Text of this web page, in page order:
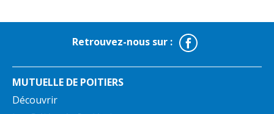
Retrouvez-nous sur : Facebook
MUTUELLE DE POITIERS
Découvrir